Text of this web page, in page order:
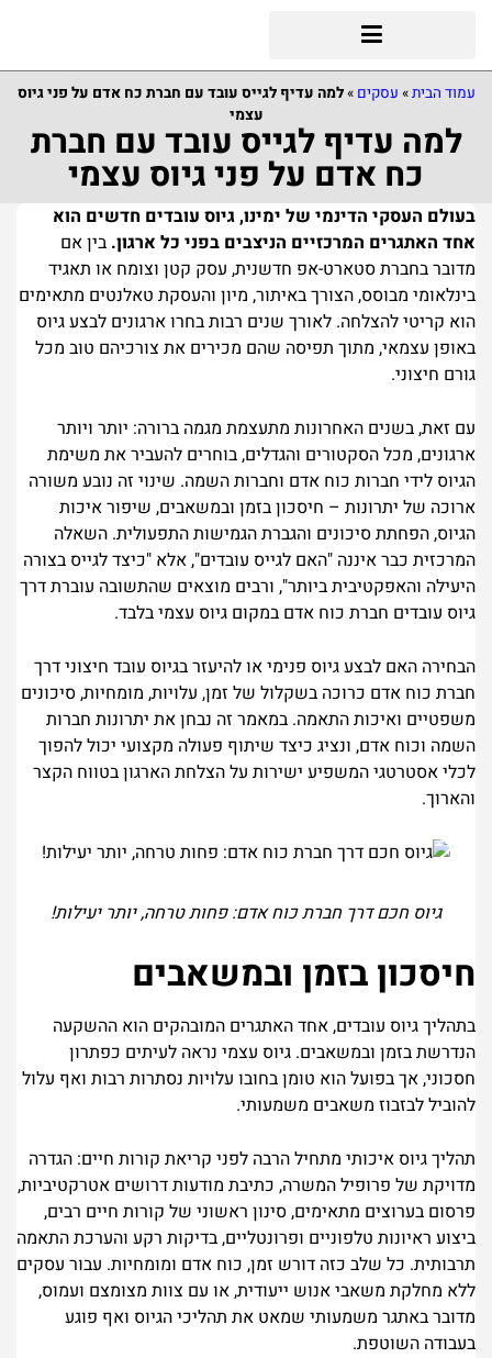
עמוד הבית» עסקים »למה עדיף לגייס עובד עם חברת כח אדם על פני גיוס
עצמי
למה עדיף לגייס עובד עם חברת
כח אדם על פני גיוס עצמי
בעולם העסקי הדינמי של ימינו, גיוס עובדים חדשים הוא
אחד האתגרים המרכזיים הניצבים בפני כל ארגון. בין אם
מדובר בחברת סטארט-אפ חדשנית, עסק קטן וצומח או תאגיד
בינלאומי מבוסס, הצורך באיתור, מיון והעסקת טאלנטים מתאימים
הוא קריטי להצלחה. לאורך שנים רבות בחרו ארגונים לבצע גיוס
באופן עצמאי, מתוך תפיסה שהם מכירים את צורכיהם טוב מכל
גורם חיצוני.
עם זאת, בשנים האחרונות מתעצמת מגמה ברורה: יותר ויותר
ארגונים, מכל הסקטורים והגדלים, בוחרים להעביר את משימת
הגיוס לידי חברות כוח אדם וחברות השמה. שינוי זה נובע משורה
ארוכה של יתרונות – חיסכון בזמן ובמשאבים, שיפור איכות
הגיוס, הפחתת סיכונים והגברת הגמישות התפעולית. השאלה
המרכזית כבר איננה "האם לגייס עובדים", אלא "כיצד לגייס בצורה
היעילה והאפקטיבית ביותר", ורבים מוצאים שהתשובה עוברת דרך
גיוס עובדים חברת כוח אדם במקום גיוס עצמי בלבד.
הבחירה האם לבצע גיוס פנימי או להיעזר בגיוס עובד חיצוני דרך
חברת כוח אדם כרוכה בשקלול של זמן, עלויות, מומחיות, סיכונים
משפטיים ואיכות התאמה. במאמר זה נבחן את יתרונות חברות
השמה וכוח אדם, ונציג כיצד שיתוף פעולה מקצועי יכול להפוך
לכלי אסטרטגי המשפיע ישירות על הצלחת הארגון בטווח הקצר
והארוך.
גיוס חכם דרך חברת כוח אדם: פחות טרחה, יותר יעילות!
חיסכון בזמן ובמשאבים
בתהליך גיוס עובדים, אחד האתגרים המובהקים הוא ההשקעה
הנדרשת בזמן ובמשאבים. גיוס עצמי נראה לעיתים כפתרון
חסכוני, אך בפועל הוא טומן בחובו עלויות נסתרות רבות ואף עלול
להוביל לבזבוז משאבים משמעותי.
תהליך גיוס איכותי מתחיל הרבה לפני קריאת קורות חיים: הגדרה
מדויקת של פרופיל המשרה, כתיבת מודעות דרושים אטרקטיביות,
פרסום בערוצים מתאימים, סינון ראשוני של קורות חיים רבים,
ביצוע ראיונות טלפוניים ופרונטליים, בדיקות רקע והערכת התאמה
תרבותית. כל שלב כזה דורש זמן, כוח אדם ומומחיות. עבור עסקים
ללא מחלקת משאבי אנוש ייעודית, או עם צוות מצומצם ועמוס,
מדובר באתגר משמעותי שמאט את תהליכי הגיוס ואף פוגע
בעבודה השוטפת.